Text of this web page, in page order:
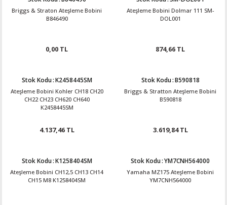
Briggs & Straton Ateşleme Bobini
B846490
0,00 TL
Ateşleme Bobini Dolmar 111 SM-
DOL001
874,66 TL
Stok Kodu:K2458445SM
Ateşleme Bobini Kohler CH18 CH20
CH22 CH23 CH620 CH640
K2458445SM
4.137,46 TL
Stok Kodu:B590818
Briggs & Stratton Ateşleme Bobini
B590818
3.619,84 TL
Stok Kodu:K1258404SM
Ateşleme Bobini CH12,5 CH13 CH14
CH15 M8 K1258404SM
Stok Kodu:YM7CNH564000
Yamaha MZ175 Ateşleme Bobini
YM7CNH564000